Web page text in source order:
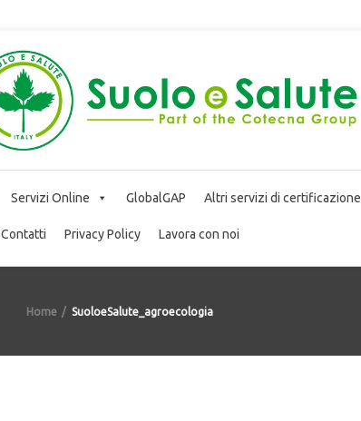
Servizi Online GlobalGAP Altri servizi di certificazione
Contatti Privacy Policy Lavora con noi
Home SuoloeSalute_agroecologia